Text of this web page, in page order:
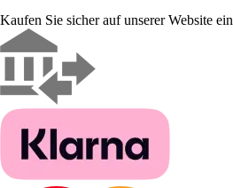
Kaufen Sie sicher auf unserer Website ein